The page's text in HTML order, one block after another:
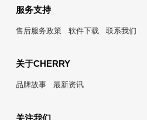
服务支持
售后服务政策 软件下载 联系我们
关于CHERRY
品牌故事 最新资讯
关注我们